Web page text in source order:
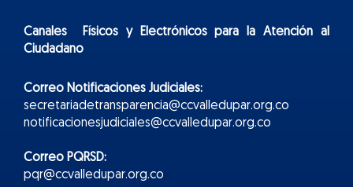
Canales Físicos yElectrónicospara la Atención al
Ciudadano
Correo Notificaciones Judiciales:
secretariadetransparencia@ccvalledupar.org.co
notificacionesjudiciales@ccvalledupar.org.co
Correo PQRSD:
pqr@ccvalledupar.org.co